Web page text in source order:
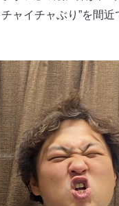
ャイチャぶり”を間